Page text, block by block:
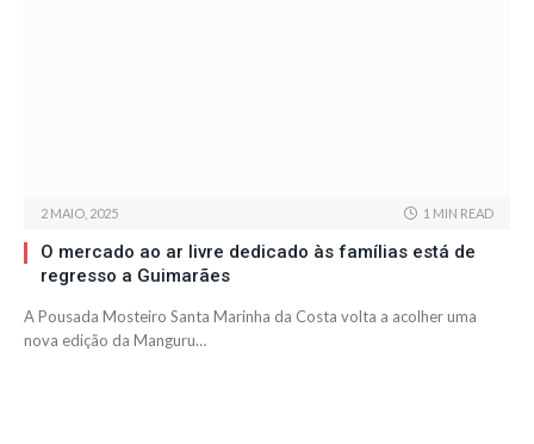
2 MAIO, 2025 1 MIN READ
O mercado ao ar livre dedicado às famílias está de
regresso a Guimarães
A Pousada Mosteiro Santa Marinha da Costa volta a acolher uma
nova edição da Manguru…